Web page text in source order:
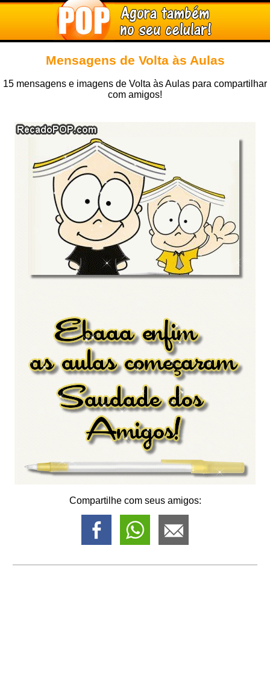
Mensagens de Volta às Aulas
15 mensagens e imagens de Volta às Aulas para compartilhar
com amigos!
Compartilhe com seus amigos: